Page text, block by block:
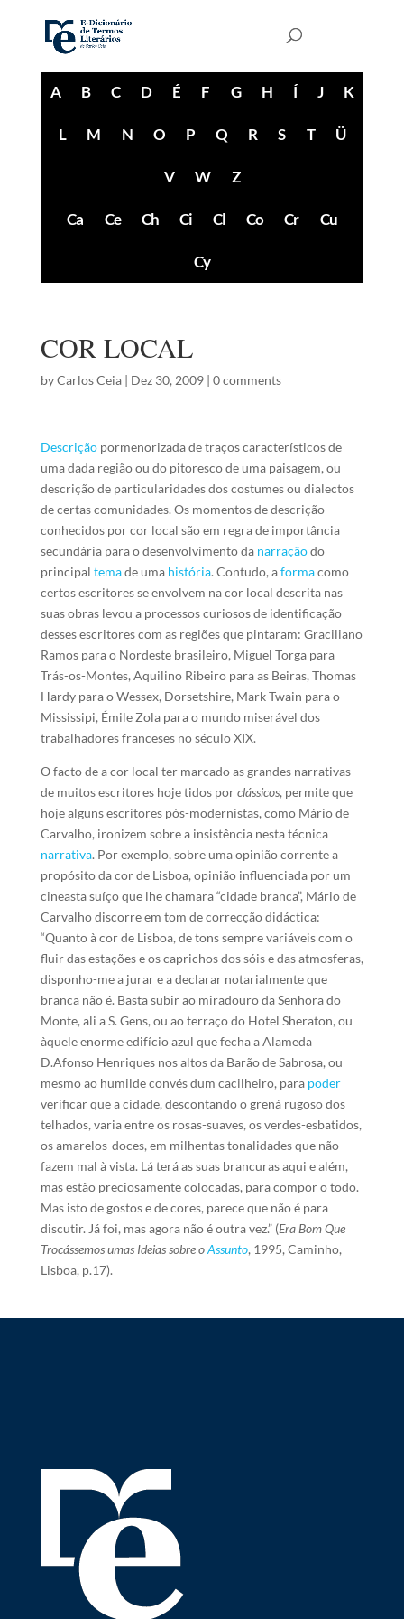
A B C D É F G H Í J K
L M N O P Q R S T Ü
V W Z
Ca Ce Ch Ci Cl Co Cr Cu
Cy
COR LOCAL
byCarlos Ceia| Dez 30, 2009| 0 comments
Descriçãopormenorizada de traços característicos de
uma dada região ou do pitoresco de uma paisagem, ou
descrição de particularidades dos costumes ou dialectos
de certas comunidades. Os momentos de descrição
conhecidos por cor local são em regra de importância
secundária para o desenvolvimento da narraçãodo
principal temade uma história. Contudo, aformacomo
certos escritores se envolvem na cor local descrita nas
suas obras levou a processos curiosos de identificação
desses escritores com as regiões que pintaram: Graciliano
Ramos para o Nordeste brasileiro, Miguel Torga para
Trás-os-Montes, Aquilino Ribeiro para as Beiras, Thomas
Hardy para o Wessex, Dorsetshire, Mark Twain para o
Mississipi, Émile Zola para o mundo miserável dos
trabalhadores franceses no século XIX.
O facto de a cor local ter marcado as grandes narrativas
de muitos escritores hoje tidos porclássicos, permite que
hoje alguns escritores pós-modernistas, como Mário de
Carvalho, ironizem sobre a insistência nesta técnica
narrativa. Por exemplo, sobre uma opinião corrente a
propósito da cor de Lisboa, opinião influenciada por um
cineasta suíço que lhe chamara “cidade branca”, Mário de
Carvalho discorre em tom de correcção didáctica:
“Quanto à cor de Lisboa, de tons sempre variáveis com o
fluir das estações e os caprichos dos sóis e das atmosferas,
disponho-me a jurar e a declarar notarialmente que
branca não é. Basta subir ao miradouro da Senhora do
Monte, ali a S. Gens, ou ao terraço do Hotel Sheraton, ou
àquele enorme edifício azul que fecha a Alameda
D.Afonso Henriques nos altos da Barão de Sabrosa, ou
mesmo ao humilde convés dum cacilheiro, para poder
verificar que a cidade, descontando o grená rugoso dos
telhados, varia entre os rosas-suaves, os verdes-esbatidos,
os amarelos-doces, em milhentas tonalidades que não
fazem mal à vista. Lá terá as suas brancuras aqui e além,
mas estão preciosamente colocadas, para compor o todo.
Mas isto de gostos e de cores, parece que não é para
discutir. Já foi, mas agora não é outra vez.” (Era Bom Que
Trocássemos umas Ideias sobre oAssunto, 1995, Caminho,
Lisboa, p.17).